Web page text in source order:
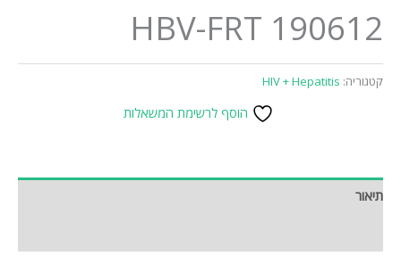
HBV-FRT 190612
קטגוריה: HIV + Hepatitis
הוסף לרשימת המשאלות
תיאור